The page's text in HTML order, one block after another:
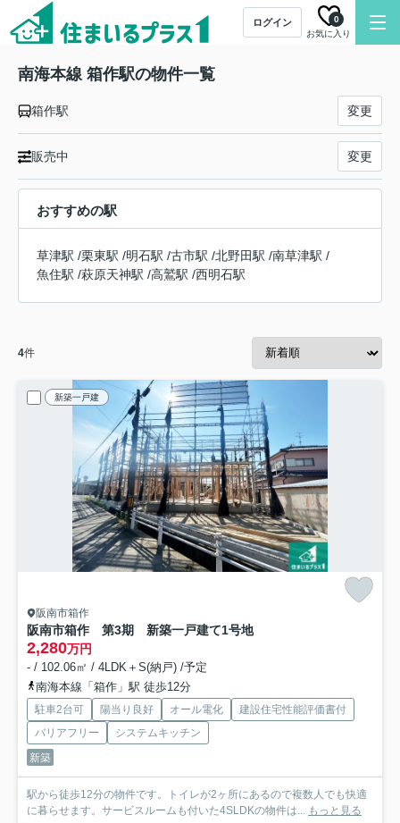
ログイン
お気に入り
0
南海本線 箱作駅の物件一覧
箱作駅 変更
販売中 変更
おすすめの駅
草津駅 /栗東駅 /明石駅 /古市駅 /北野田駅 /南草津駅 /
魚住駅 /萩原天神駅 /高鷲駅 /西明石駅
4件
新築一戸建
阪南市箱作
阪南市箱作 第3期 新築一戸建て1号地
2,280万円
- / 102.06㎡ / 4LDK＋S(納戸) /予定
南海本線「箱作」駅 徒歩12分
駐車2台可 陽当り良好 オール電化
建設住宅性能評価書付
バリアフリー
システムキッチン
新築
駅から徒歩12分の物件です。トイレが2ヶ所にあるので複数人でも快適
に暮らせます。サービスルームも付いた4SLDKの物件は... もっと見る